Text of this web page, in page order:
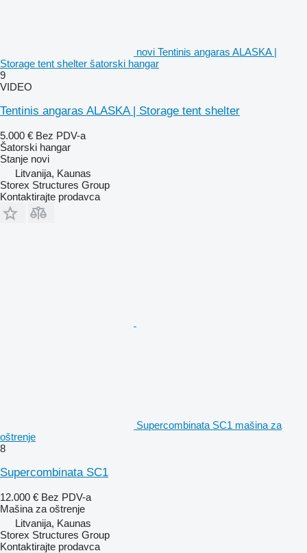
novi Tentinis angaras ALASKA |
Storage tent shelter šatorski hangar
9
VIDEO
Tentinis angaras ALASKA | Storage tent shelter
5.000 € Bez PDV-a
Šatorski hangar
Stanje novi
Litvanija, Kaunas
Storex Structures Group
Kontaktirajte prodavca
Supercombinata SC1 mašina za
oštrenje
8
Supercombinata SC1
12.000 € Bez PDV-a
Mašina za oštrenje
Litvanija, Kaunas
Storex Structures Group
Kontaktirajte prodavca